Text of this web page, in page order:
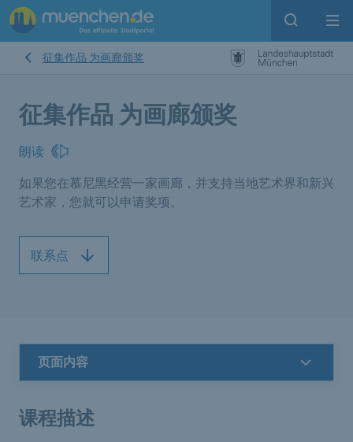
Open
征集作品 为画廊颁奖
征集作品 为画廊颁奖
朗读
如果您在慕尼黑经营一家画廊，并支持当地艺术界和新兴
艺术家，您就可以申请奖项。
联系点
页面内容
课程描述